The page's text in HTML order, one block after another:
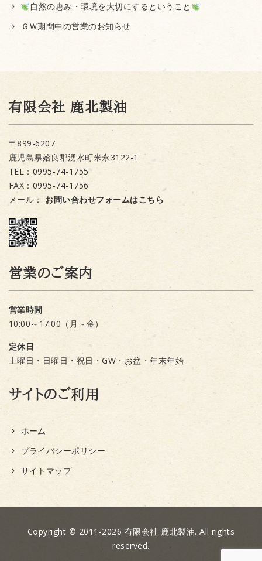
自然の恵み・環境を大切にするということ
ＧＷ期間中の営業のお知らせ
有限会社 鹿北製油
〒899-6207
鹿児島県姶良郡湧水町米永3122-1
TEL：0995-74-1755
FAX：0995-74-1756
メール： お問い合わせフォームはこちら
営業のご案内
営業時間
10:00～17:00（月～金）
定休日
土曜日・日曜日・祝日・GW・お盆・年末年始
サイトのご利用
ホーム
プライバシーポリシー
サイトマップ
Copyright © 2011-2026 有限会社 鹿北製油. All rights
reserved.